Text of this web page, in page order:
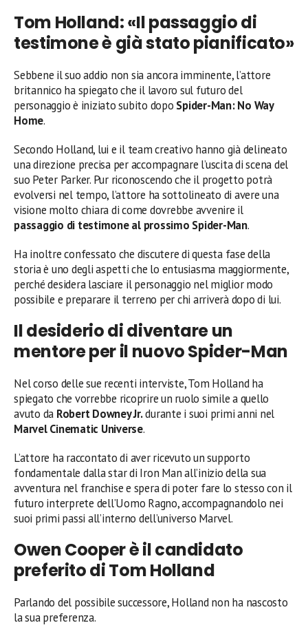
Tom Holland: «Il passaggio di
testimone è già stato pianificato»
Sebbene il suo addio non sia ancora imminente, l’attore
britannico ha spiegato che il lavoro sul futuro del
personaggio è iniziato subito dopo Spider-Man: No Way
Home.
Secondo Holland, lui e il team creativo hanno già delineato
una direzione precisa per accompagnare l’uscita di scena del
suo Peter Parker. Pur riconoscendo che il progetto potrà
evolversi nel tempo, l’attore ha sottolineato di avere una
visione molto chiara di come dovrebbe avvenire il
passaggio di testimone al prossimo Spider-Man.
Ha inoltre confessato che discutere di questa fase della
storia è uno degli aspetti che lo entusiasma maggiormente,
perché desidera lasciare il personaggio nel miglior modo
possibile e preparare il terreno per chi arriverà dopo di lui.
Il desiderio di diventare un
mentore per il nuovo Spider-Man
Nel corso delle sue recenti interviste, Tom Holland ha
spiegato che vorrebbe ricoprire un ruolo simile a quello
avuto da Robert Downey Jr.durante i suoi primi anni nel
Marvel Cinematic Universe.
L’attore ha raccontato di aver ricevuto un supporto
fondamentale dalla star di Iron Man all’inizio della sua
avventura nel franchise e spera di poter fare lo stesso con il
futuro interprete dell’Uomo Ragno, accompagnandolo nei
suoi primi passi all’interno dell’universo Marvel.
Owen Cooper è il candidato
preferito di Tom Holland
Parlando del possibile successore, Holland non ha nascosto
la sua preferenza.